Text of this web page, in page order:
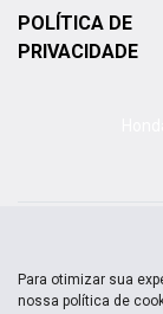
POLÍTICA DE
PRIVACIDADE
No trânsito,
Para otimizar sua
nossa política de